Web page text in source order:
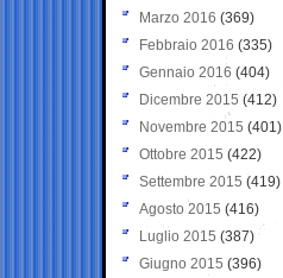
Marzo 2016 (369)
Febbraio 2016 (335)
Gennaio 2016 (404)
Dicembre 2015 (412)
Novembre 2015 (401)
Ottobre 2015 (422)
Settembre 2015 (419)
Agosto 2015 (416)
Luglio 2015 (387)
Giugno 2015 (396)